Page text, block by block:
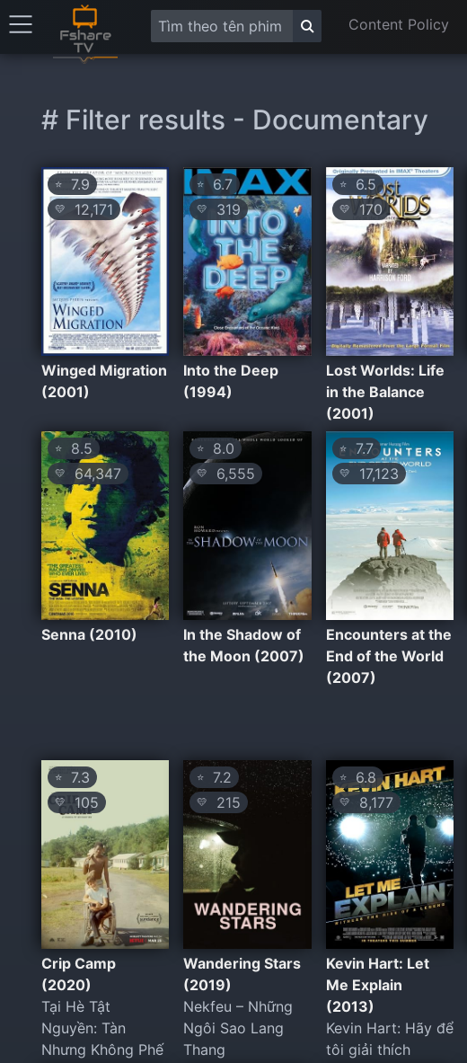
Content Policy
# Filter results - Documentary
⭐ 7.9
💛 12,171
Winged Migration
(2001)
⭐ 6.7
💛 319
Into the Deep
(1994)
⭐6.5
💛 170
Lost Worlds: Life
in the Balance
(2001)
⭐ 8.5
💛 64,347
Senna (2010)
⭐ 8.0
💛 6,555
In the Shadow of
the Moon (2007)
⭐7.7
💛 17,123
Encounters at the
End of the World
(2007)
⭐ 7.3
💛 105
Crip Camp
(2020)
Tại Hè Tật
Nguyền: Tàn
Nhưng Không Phế
⭐ 7.2
💛 215
Wandering Stars
(2019)
Nekfeu – Những
Ngôi Sao Lang
Thang
⭐6.8
💛 8,177
Kevin Hart: Let
Me Explain
(2013)
Kevin Hart: Hãy để
tôi giải thích